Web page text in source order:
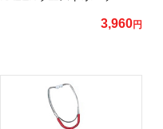
3,960円